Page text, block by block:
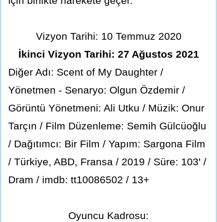
Vizyon Tarihi: 10 Temmuz 2020
İkinci Vizyon Tarihi: 27 Ağustos 2021
Diğer Adı: Scent of My Daughter /
Yönetmen - Senaryo: Olgun Özdemir /
Görüntü Yönetmeni: Ali Utku / Müzik: Onur
Tarçın / Film Düzenleme: Semih Gülcüoğlu
/ Dağıtımcı: Bir Film / Yapım: Sargona Film
/ Türkiye, ABD, Fransa / 2019 / Süre: 103' /
Dram / imdb: tt10086502 / 13+
Oyuncu Kadrosu: